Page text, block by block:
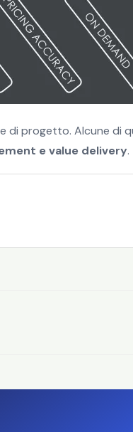
di progetto. Alcune di
e value delivery.